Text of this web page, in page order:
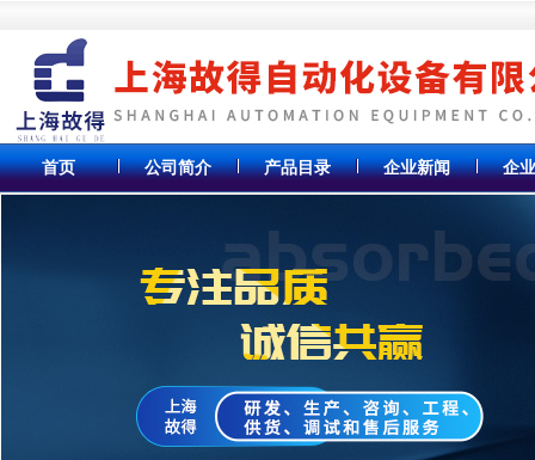
首页 公司简介 产品目录 企业新闻 企